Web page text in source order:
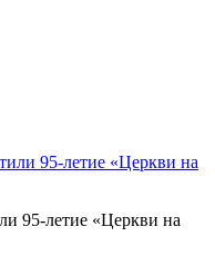
95-летие «Церкви на